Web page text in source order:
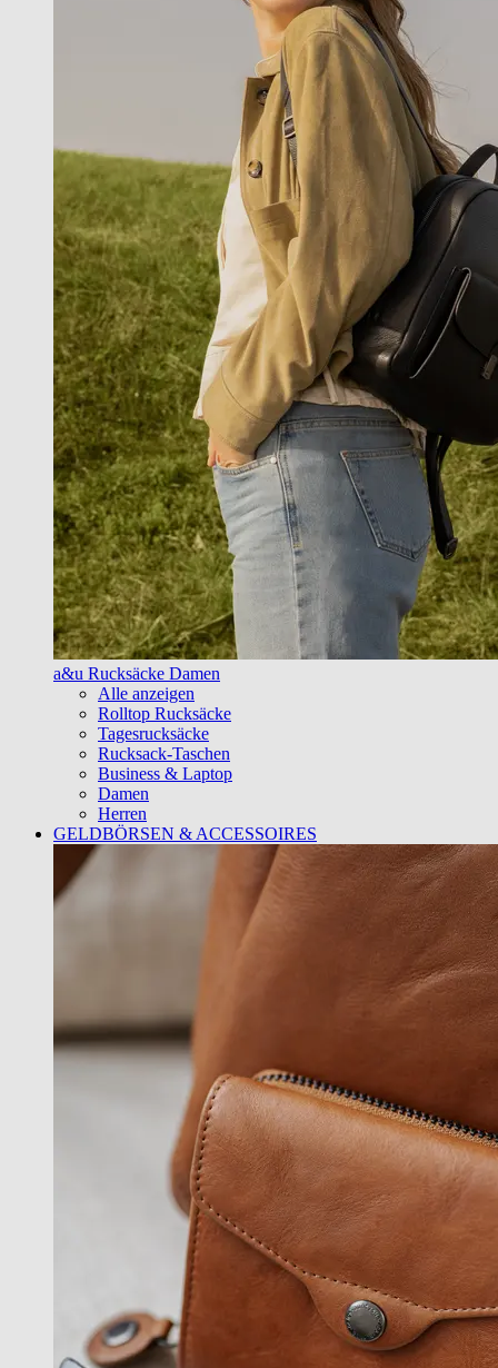
a&u Rucksäcke Damen
Alle anzeigen
Rolltop Rucksäcke
Tagesrucksäcke
Rucksack-Taschen
Business & Laptop
Damen
Herren
GELDBÖRSEN & ACCESSOIRES